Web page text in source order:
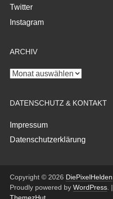
Twitter
Instagram
ARCHIV
Archiv
DATENSCHUTZ & KONTAKT
Impressum
Datenschutzerklärung
Copyright © 2026 DiePixelHelden
Proudly powered by WordPress |